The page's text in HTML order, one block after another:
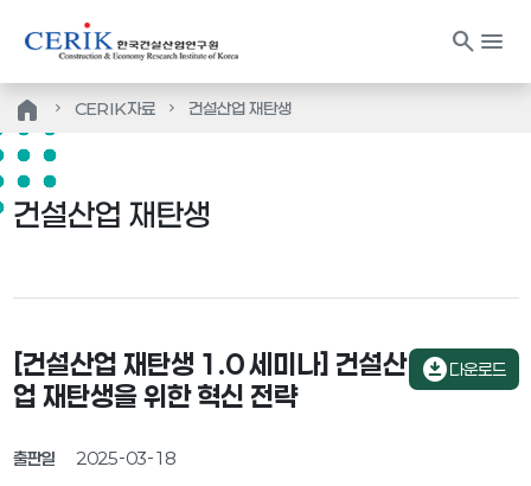
search menu
home CERIK자료 건설산업 재탄생
건설산업 재탄생
[건설산업 재탄생 1.0 세미나] 건설산
업 재탄생을 위한 혁신 전략
출판일 2025-03-18
download_for_offline다운로드